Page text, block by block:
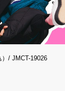
/ JMCT-19026